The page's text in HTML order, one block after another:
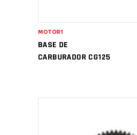
BASE DE
CARBURADOR CG125
MOTOR1